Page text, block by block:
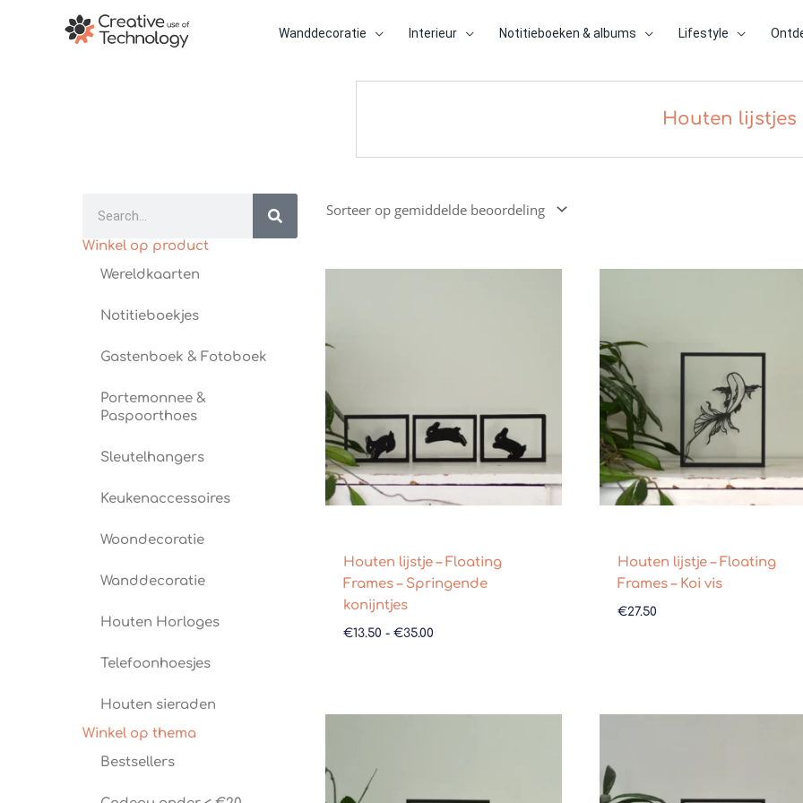
Wanddecoratie Interieur Notitieboeken & albums Lifestyle
Houten lijstjes
Winkel op product
Wereldkaarten
Notitieboekjes
Gastenboek & Fotoboek
Portemonnee &
Paspoorthoes
Sleutelhangers
Keukenaccessoires
Woondecoratie
Wanddecoratie
Houten Horloges
Telefoonhoesjes
Houten sieraden
Winkel op thema
Bestsellers
Houten lijstje – Floating
Frames – Springende
konijntjes
€13.50 - €35.00
Prijsklasse:
Houten lijstje – Floating
Frames – Koi vis
€27.50